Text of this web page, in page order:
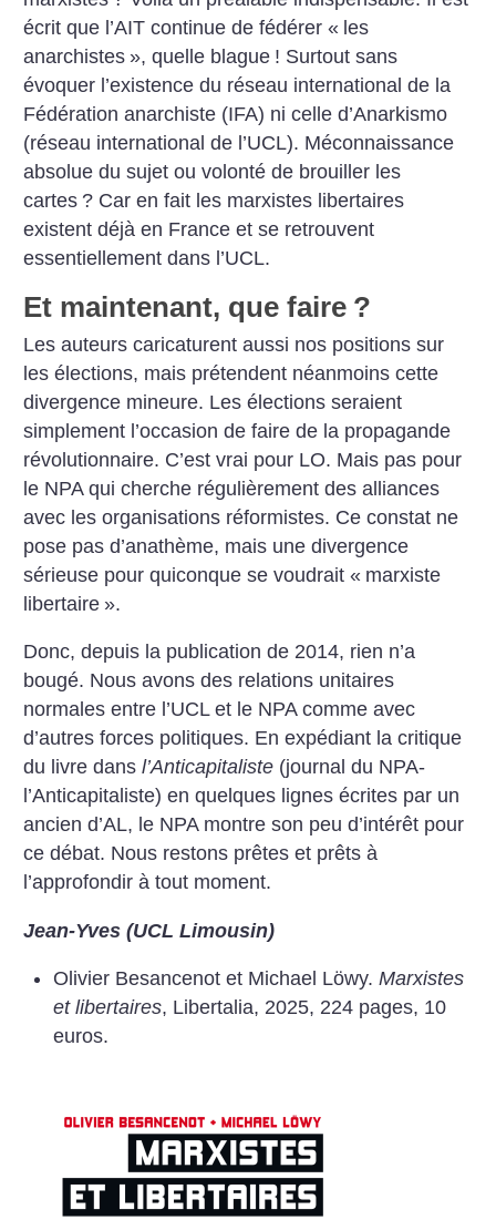
écrit que l’AIT continue de fédérer « les
anarchistes », quelle ­blague ! Surtout sans
évoquer l’existence du réseau international de la
Fédération anarchiste (IFA) ni celle d’Anarkismo
(réseau international de l’UCL). Méconnaissance
absolue du sujet ou volonté de brouiller les
cartes ? Car en fait les marxistes libertaires
existent déjà en France et se retrouvent
essentiellement dans l’UCL.
Et maintenant, que faire ?
Les auteurs caricaturent aussi nos positions sur
les élections, mais prétendent néanmoins cette
divergence mineure. Les élections seraient
simplement l’occasion de faire de la propagande
révolutionnaire. C’est vrai pour LO. Mais pas pour
le NPA qui cherche régulièrement des alliances
avec les organisations réformistes. Ce constat ne
pose pas d’anathème, mais une divergence
sérieuse pour quiconque se voudrait « marxiste
libertaire ».
Donc, depuis la publication de 2014, rien n’a
bougé. Nous avons des relations unitaires
normales entre l’UCL et le NPA comme avec
d’autres forces politiques. En expédiant la critique
du livre dansl’Anticapitaliste (journal du NPA-
l’Anticapitaliste) en quelques lignes écrites par un
ancien d’AL, le NPA montre son peu d’intérêt pour
ce débat. Nous restons prêtes et prêts à
l’approfondir à tout moment.
Jean-Yves (UCL Limousin)
Olivier Besancenot et Michael Löwy. Marxistes
et libertaires, Libertalia, 2025, 224 pages, 10
euros.